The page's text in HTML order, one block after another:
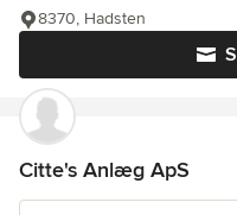
8370, Hadsten
Citte's Anlæg ApS